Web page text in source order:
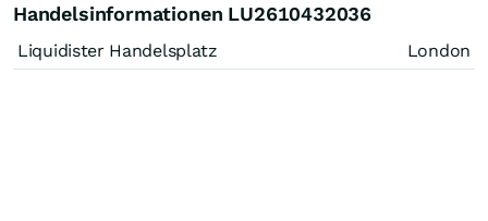
Handelsinformationen LU2610432036
Liquidister Handelsplatz London